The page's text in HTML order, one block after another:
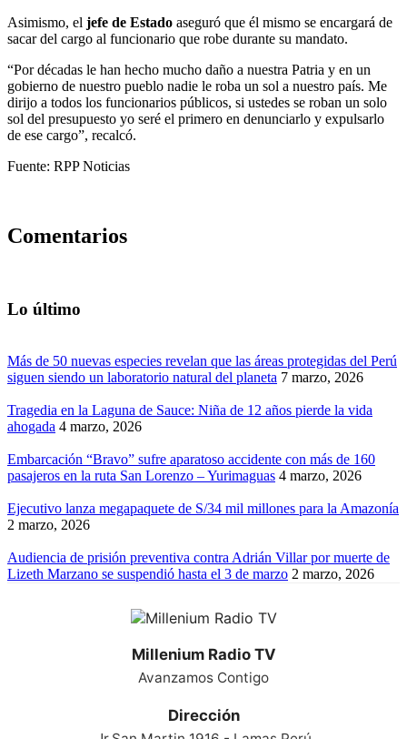
Asimismo, el jefe de Estado aseguró que él mismo se encargará de
sacar del cargo al funcionario que robe durante su mandato.
“Por décadas le han hecho mucho daño a nuestra Patria y en un
gobierno de nuestro pueblo nadie le roba un sol a nuestro país. Me
dirijo a todos los funcionarios públicos, si ustedes se roban un solo
sol del presupuesto yo seré el primero en denunciarlo y expulsarlo
de ese cargo”, recalcó.
Fuente: RPP Noticias
Comentarios
Lo último
Más de 50 nuevas especies revelan que las áreas protegidas del Perú
siguen siendo un laboratorio natural del planeta 7 marzo, 2026
Tragedia en la Laguna de Sauce: Niña de 12 años pierde la vida
ahogada 4 marzo, 2026
Embarcación “Bravo” sufre aparatoso accidente con más de 160
pasajeros en la ruta San Lorenzo – Yurimaguas 4 marzo, 2026
Ejecutivo lanza megapaquete de S/34 mil millones para la Amazonía
2 marzo, 2026
Audiencia de prisión preventiva contra Adrián Villar por muerte de
Lizeth Marzano se suspendió hasta el 3 de marzo 2 marzo, 2026
Millenium Radio TV
Avanzamos Contigo
Dirección